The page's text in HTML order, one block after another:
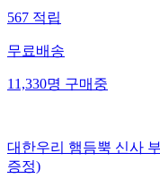
567적립
무료배송
11,330명구매중
대한우리 햄듬뿍 신사
증정)